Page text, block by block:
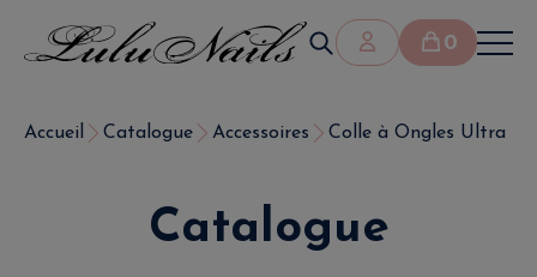
0
Accueil Catalogue Accessoires Colle à Ongles Ultra
Catalogue